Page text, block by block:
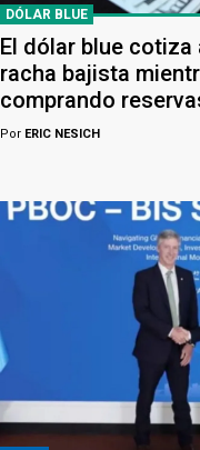
DÓLAR BLUE
El dólar blue cotiza
racha bajista
comprando
Por ERIC NESICH